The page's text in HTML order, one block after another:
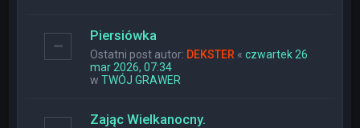
Piersiówka
Ostatni post autor: DEKSTER «czwartek 26
mar 2026, 07:34
wTWÓJ GRAWER
Zając Wielkanocny.